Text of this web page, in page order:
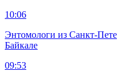
10:06
Энтомологи из Санкт-
Байкале
09:53